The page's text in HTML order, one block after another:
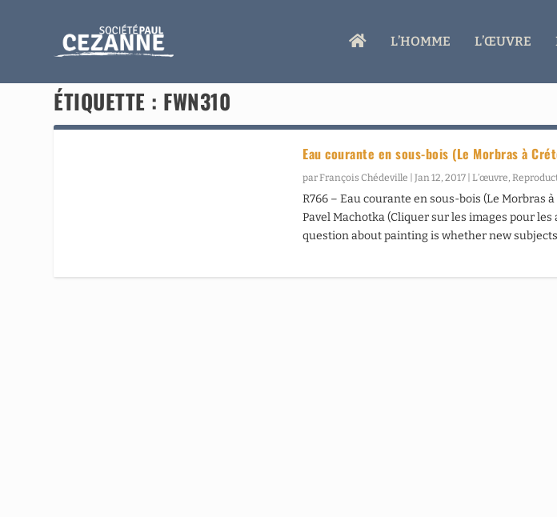
A
L’HOMME L’ŒUVRE
ÉTIQUETTE : FWN310
Eau courante en sous-bois (Le Morbras à
parFrançois Chédeville |Jan 12, 2017 |L’œuvre,
R766 – Eau courante en sous-bois (Le Morbras à
Pavel Machotka (Cliquer sur les images pour
question about painting is whether new